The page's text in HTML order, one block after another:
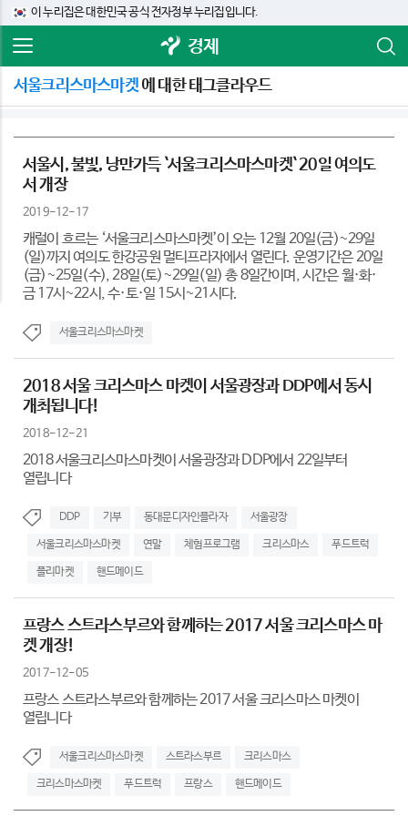
이 누리집은 대한민국 공식 전자정부 누리집입니다.
경제
서울크리스마스마켓에 대한 태그클라우드
서울시, 불빛, 낭만가득 `서울크리스마스마켓` 20일 여의도
서 개장
2019-12-17
캐럴이 흐르는 ‘서울크리스마스마켓’이 오는 12월 20일(금)~29일
(일)까지 여의도 한강공원 멀티프라자에서 열린다. 운영기간은 20일
(금)~25일(수), 28일(토)~29일(일) 총 8일간이며, 시간은 월·화·
금 17시~22시, 수·토·일 15시~21시다.
서울크리스마스마켓
2018 서울 크리스마스 마켓이 서울광장과 DDP에서 동시
개최됩니다!
2018-12-21
2018 서울크리스마스마켓이 서울광장과 DDP에서 22일부터
열립니다
DDP 기부 동대문디자인플라자 서울광장
서울크리스마스마켓 연말 체험프로그램 크리스마스 푸드트럭
플리마켓 핸드메이드
프랑스 스트라스부르와 함께하는 2017 서울 크리스마스 마
켓 개장!
2017-12-05
프랑스 스트라스부르와 함께하는 2017 서울 크리스마스 마켓이
열립니다
서울크리스마스마켓 스트라스부르 크리스마스
크리스마스마켓 푸드트럭 프랑스 핸드메이드